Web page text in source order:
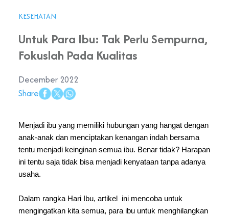
KESEHATAN
Untuk Para Ibu: Tak Perlu Sempurna,
Fokuslah Pada Kualitas
December 2022
Share
Menjadi ibu yang memiliki hubungan yang hangat dengan
anak-anak dan menciptakan kenangan indah bersama
tentu menjadi keinginan semua ibu. Benar tidak? Harapan
ini tentu saja tidak bisa menjadi kenyataan tanpa adanya
usaha.
Dalam rangka Hari Ibu, artikel  ini mencoba untuk
mengingatkan kita semua, para ibu untuk menghilangkan